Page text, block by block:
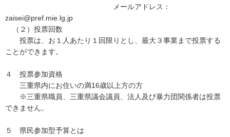
メールアドレス：
zaisei@pref.mie.lg.jp
（２）投票回数
投票は、お１人あたり１回限りとし、最大３事業まで投票する
ことができます。
４ 投票参加資格
三重県内にお住いの満16歳以上方の方
※三重県職員、三重県議会議員、法人及び暴力団関係者は投票
できません。
５ 県民参加型予算とは